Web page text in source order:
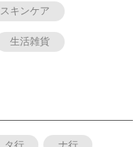
スキンケア
生活雑貨